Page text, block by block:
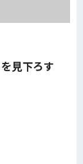
見下ろす